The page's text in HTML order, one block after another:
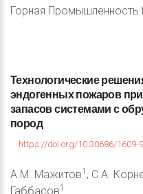
Горная Промышленность
Технологические
эндогенныхпожаров при
запасовсистемамис
пород
https://doi.org/10.30686/1609-
А.М. Мажитов1 , С.А.
Габбасов1